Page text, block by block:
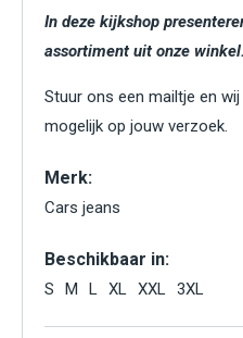
In deze kijkshop
assortiment uit onze winkel.
Stuur ons een mailtje en
mogelijk op jouw verzoek.
Merk:
Cars jeans
Beschikbaar in:
S M L XL XXL 3XL